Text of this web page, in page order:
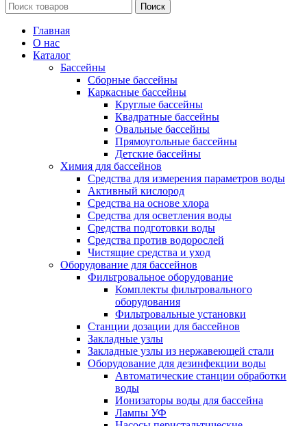
Поиск
Главная
О нас
Каталог
Бассейны
Сборные бассейны
Каркасные бассейны
Круглые бассейны
Квадратные бассейны
Овальные бассейны
Прямоугольные бассейны
Детские бассейны
Химия для бассейнов
Средства для измерения параметров воды
Активный кислород
Средства на основе хлора
Средства для осветления воды
Средства подготовки воды
Средства против водорослей
Чистящие средства и уход
Оборудование для бассейнов
Фильтровальное оборудование
Комплекты фильтровального
оборудования
Фильтровальные установки
Станции дозации для бассейнов
Закладные узлы
Закладные узлы из нержавеющей стали
Оборудование для дезинфекции воды
Автоматические станции обработки
воды
Ионизаторы воды для бассейна
Лампы УФ